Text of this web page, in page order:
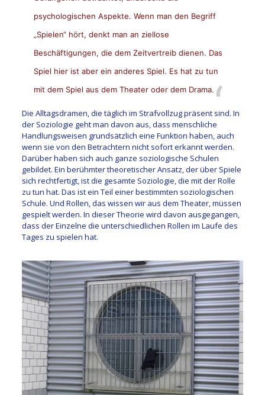
psychologischen Aspekte. Wenn man den Begriff
„Spielen“ hört, denkt man an ziellose
Beschäftigungen, die dem Zeitvertreib dienen. Das
Spiel hier ist aber ein anderes Spiel. Es hat zu tun
mit dem Spiel aus dem Theater oder dem Drama.
Die Alltagsdramen, die täglich im Strafvollzug präsent sind. In
der Soziologie geht man davon aus, dass menschliche
Handlungsweisen grundsätzlich eine Funktion haben, auch
wenn sie von den Betrachtern nicht sofort erkannt werden.
Darüber haben sich auch ganze soziologische Schulen
gebildet. Ein berühmter theoretischer Ansatz, der über Spiele
sich rechtfertigt, ist die gesamte Soziologie, die mit der Rolle
zu tun hat. Das ist ein Teil einer bestimmten soziologischen
Schule. Und Rollen, das wissen wir aus dem Theater, müssen
gespielt werden. In dieser Theorie wird davon ausgegangen,
dass der Einzelne die unterschiedlichen Rollen im Laufe des
Tages zu spielen hat.